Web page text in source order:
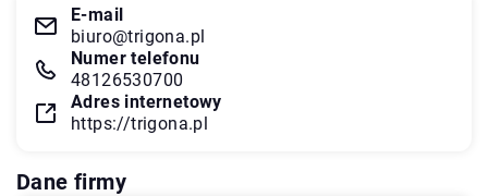
E-mail
biuro@trigona.pl
Numer telefonu
48126530700
Adres internetowy
https://trigona.pl
Dane firmy